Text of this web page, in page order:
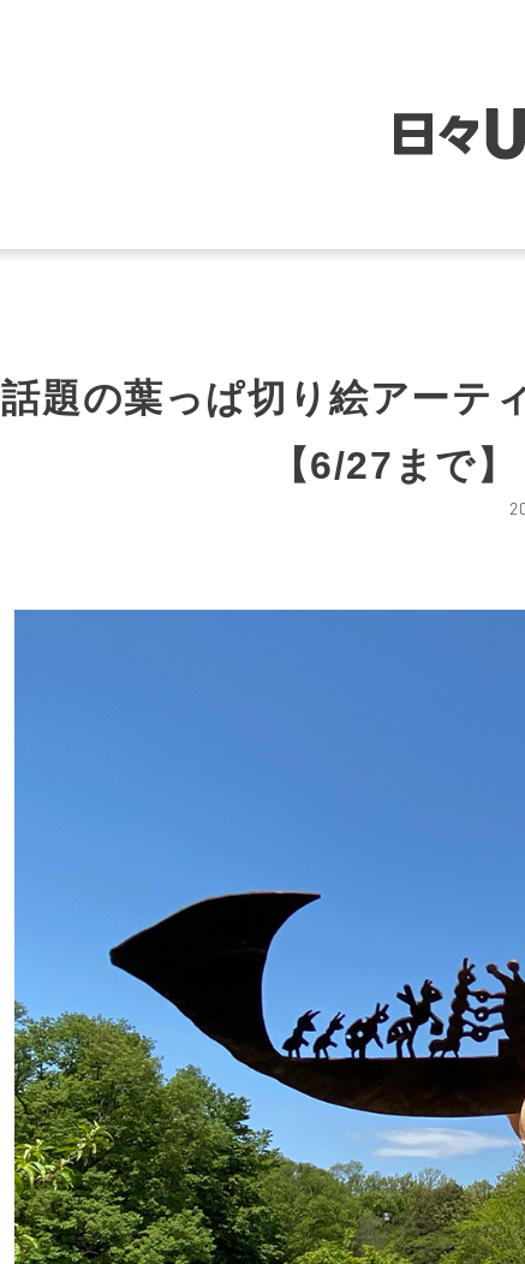
話題の葉っぱ切り絵アーテ
【6/27まで